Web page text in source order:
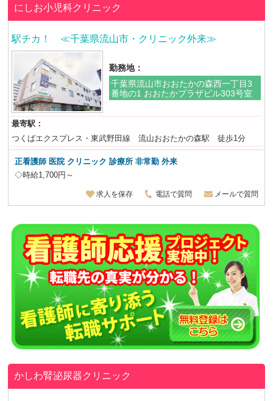
にしお小児科クリニック
駅チカ！ ≪千葉県流山市・クリニック外来≫
勤務地：
千葉県流山市おおたかの森西一丁目3
番地の1 おおたかプラザビル303号室
最寄駅：
つくばエクスプレス・東武野田線 流山おおたかの森駅 徒歩1分
正看護師 医院 クリニック 診療所 非常勤 外来
◇時給1,700円～
求人を保存 電話で質問 メールで質問
かしわ腎泌尿器クリニック